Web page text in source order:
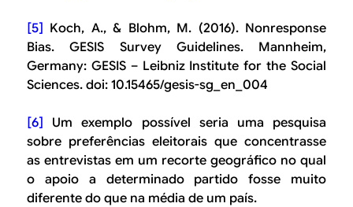
[5] Koch, A., & Blohm, M. (2016). Nonresponse
Bias. GESIS Survey Guidelines. Mannheim,
Germany: GESIS – Leibniz Institute for the Social
Sciences. doi: 10.15465/gesis-sg_en_004
[6] Um exemplo possível seria uma pesquisa
sobre preferências eleitorais que concentrasse
as entrevistas em um recorte geográfico no qual
o apoio a determinado partido fosse muito
diferente do que na média de um país.